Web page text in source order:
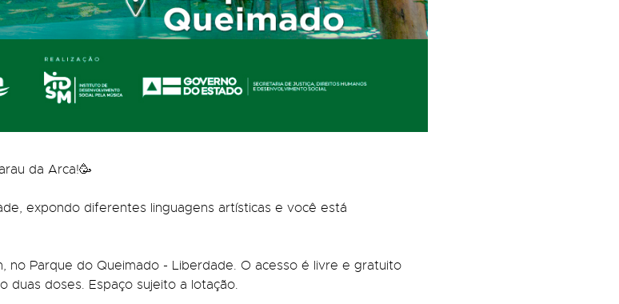
da Arca!🥳
expondo diferentes linguagens artísticas e você está
no Parque do Queimado - Liberdade. O acesso é livre e gratuito
duas doses. Espaço sujeito a lotação.